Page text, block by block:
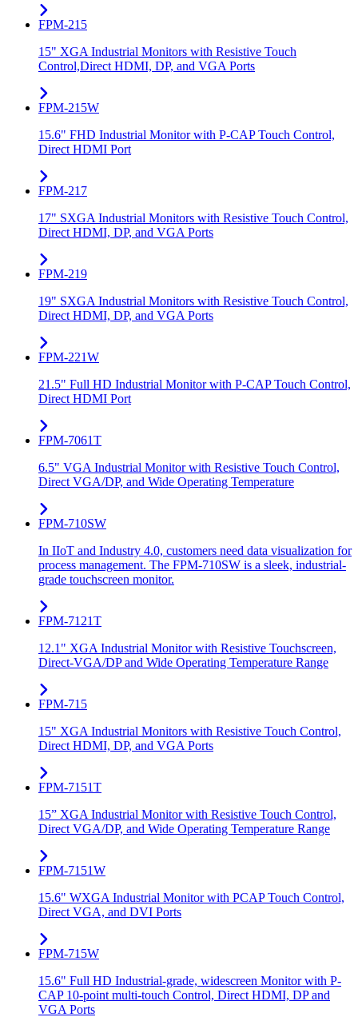
FPM-215
15" XGA Industrial Monitors with Resistive Touch
Control,Direct HDMI, DP, and VGA Ports
FPM-215W
15.6" FHD Industrial Monitor with P-CAP Touch Control,
Direct HDMI Port
FPM-217
17" SXGA Industrial Monitors with Resistive Touch Control,
Direct HDMI, DP, and VGA Ports
FPM-219
19" SXGA Industrial Monitors with Resistive Touch Control,
Direct HDMI, DP, and VGA Ports
FPM-221W
21.5" Full HD Industrial Monitor with P-CAP Touch Control,
Direct HDMI Port
FPM-7061T
6.5" VGA Industrial Monitor with Resistive Touch Control,
Direct VGA/DP, and Wide Operating Temperature
FPM-710SW
In IIoT and Industry 4.0, customers need data visualization for
process management. The FPM-710SW is a sleek, industrial-
grade touchscreen monitor.
FPM-7121T
12.1" XGA Industrial Monitor with Resistive Touchscreen,
Direct-VGA/DP and Wide Operating Temperature Range
FPM-715
15" XGA Industrial Monitors with Resistive Touch Control,
Direct HDMI, DP, and VGA Ports
FPM-7151T
15” XGA Industrial Monitor with Resistive Touch Control,
Direct VGA/DP, and Wide Operating Temperature Range
FPM-7151W
15.6" WXGA Industrial Monitor with PCAP Touch Control,
Direct VGA, and DVI Ports
FPM-715W
15.6" Full HD Industrial-grade, widescreen Monitor with P-
CAP 10-point multi-touch Control, Direct HDMI, DP and
VGA Ports